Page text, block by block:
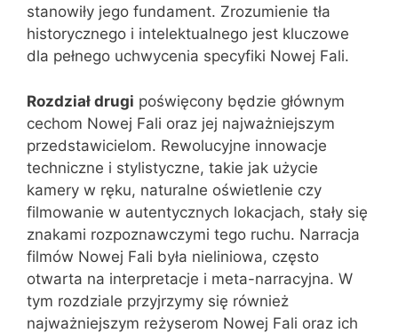
stanowiły jego fundament. Zrozumienie tła
historycznego i intelektualnego jest kluczowe
dla pełnego uchwycenia specyfiki Nowej Fali.
Rozdział drugi poświęcony będzie głównym
cechom Nowej Fali oraz jej najważniejszym
przedstawicielom. Rewolucyjne innowacje
techniczne i stylistyczne, takie jak użycie
kamery w ręku, naturalne oświetlenie czy
filmowanie w autentycznych lokacjach, stały się
znakami rozpoznawczymi tego ruchu. Narracja
filmów Nowej Fali była nieliniowa, często
otwarta na interpretacje i meta-narracyjna. W
tym rozdziale przyjrzymy się również
najważniejszym reżyserom Nowej Fali oraz ich